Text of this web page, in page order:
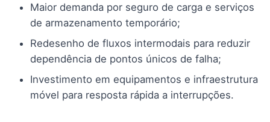
Maior demanda por seguro de carga e serviços
de armazenamento temporário;
Redesenho de fluxos intermodais para reduzir
dependência de pontos únicos de falha;
Investimento em equipamentos e infraestrutura
móvel para resposta rápida a interrupções.